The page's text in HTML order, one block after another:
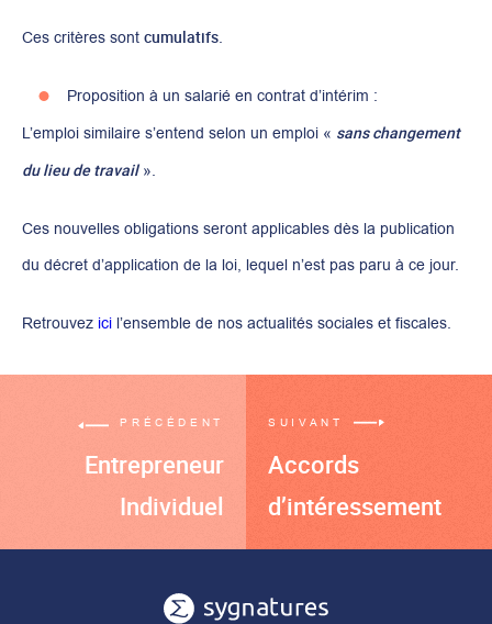
Ces critères sont cumulatifs.
Proposition à un salarié en contrat d’intérim :
L’emploi similaire s’entend selon un emploi « sans changement
du lieu de travail».
Ces nouvelles obligations seront applicables dès la publication
du décret d’application de la loi, lequel n’est pas paru à ce jour.
Retrouvez ici l’ensemble de nos actualités sociales et fiscales.
PRÉCÉDENT
Entrepreneur
Individuel
SUIVANT
Accords
d’intéressement